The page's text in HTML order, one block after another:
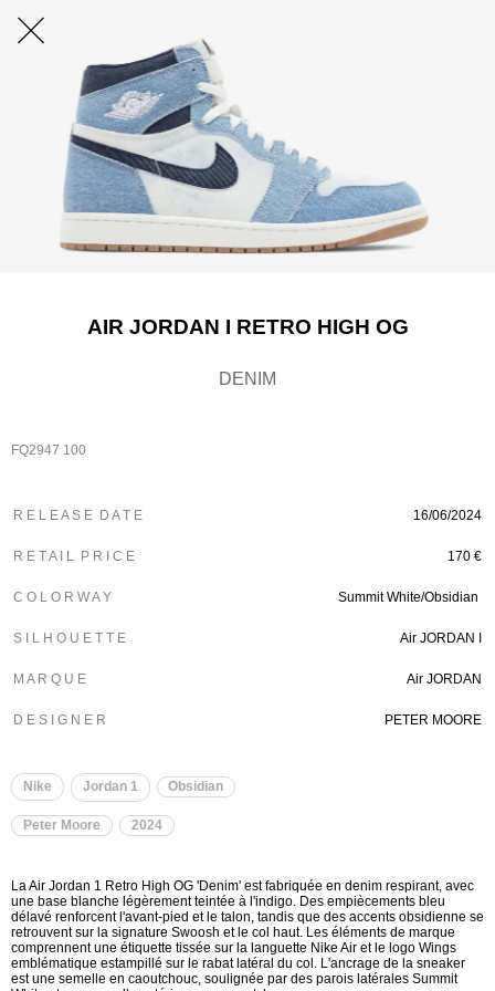
AIR JORDAN I RETRO HIGH OG
DENIM
FQ2947 100
R E L E A S E D A T E 16/06/2024
R E T A I L P R I C E 170 €
C O L O R W A Y Summit White/Obsidian
S I L H O U E T T E Air JORDAN I
M A R Q U E Air JORDAN
D E S I G N E R PETER MOORE
Nike Jordan 1 Obsidian
Peter Moore 2024
La Air Jordan 1 Retro High OG 'Denim' est fabriquée en denim respirant, avec
une base blanche légèrement teintée à l'indigo. Des empiècements bleu
délavé renforcent l'avant-pied et le talon, tandis que des accents obsidienne se
retrouvent sur la signature Swoosh et le col haut. Les éléments de marque
comprennent une étiquette tissée sur la languette Nike Air et le logo Wings
emblématique estampillé sur le rabat latéral du col. L'ancrage de la sneaker
est une semelle en caoutchouc, soulignée par des parois latérales Summit